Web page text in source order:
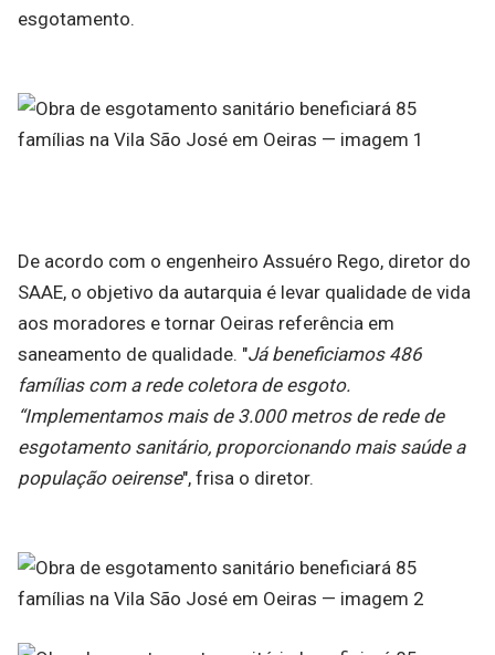
esgotamento.
De acordo com o engenheiro Assuéro Rego, diretor do
SAAE, o objetivo da autarquia é levar qualidade de vida
aos moradores e tornar Oeiras referência em
saneamento de qualidade. "Já beneficiamos 486
famílias com a rede coletora de esgoto.
“Implementamos mais de 3.000 metros de rede de
esgotamento sanitário, proporcionando mais saúde a
população oeirense", frisa o diretor.